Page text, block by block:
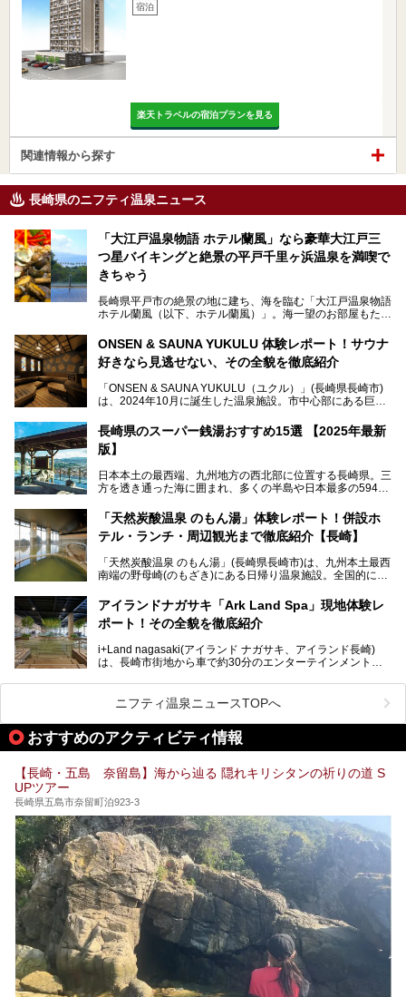
宿泊
楽天トラベルの宿泊プランを見る
関連情報から探す
長崎県のニフティ温泉ニュース
「大江戸温泉物語 ホテル蘭風」なら豪華大江戸三
つ星バイキングと絶景の平戸千里ヶ浜温泉を満喫で
きちゃう
長崎県平戸市の絶景の地に建ち、海を臨む「大江戸温泉物語
ホテル蘭風（以下、ホテル蘭風）」。海一望のお部屋もたく
三つ星バイキング」がスタート！早速現地で体験してきまし
た。
ークなどおススメのポイントがたっぷりです！周辺観光情報
も含めてご紹介します。
───
提供元：大江戸温泉物語ホテルズ＆リゾーツ株式会社【P
R】
ONSEN & SAUNA YUKULU 体験レポート！サウナ
好きなら見逃せない、その全貌を徹底紹介
「ONSEN & SAUNA YUKULU（ユクル）」(長崎県長崎市)
は、2024年10月に誕生した温泉施設。市中心部にある巨大
当初から多くのサウナ―やスパ好きに注目されています。
そこで今回は、ニフティ温泉ライターである筆者が現地体
験。天然温泉・サウナ・水風呂・別途有料のプレミアムサウ
介します！
長崎県のスーパー銭湯おすすめ15選 【2025年最新
版】
日本本土の最西端、九州地方の西北部に位置する長崎県。三
方を透き通った海に囲まれ、多くの半島や日本最多の594も
しい景観の宝庫です。
長崎県にあるスーパー銭湯にも、長崎ならではの景観を存分
に楽しめる施設がいくつも見られます。眺望自慢が多い長崎
ましょう。
「天然炭酸温泉 のもん湯」体験レポート！併設ホ
テル・ランチ・周辺観光まで徹底紹介【長崎】
「天然炭酸温泉 のもん湯」(長崎県長崎市)は、九州本土最西
南端の野母崎(のもざき)にある日帰り温泉施設。全国的にも
多くの温泉ファンに親しまれています。
今回は、地元九州在住のニフティ温泉ライターである筆者が
大浴場をはじめ、併設のホテル「Nomon長崎」・食事(ラン
チ)・おすすめの周辺観光まで、それらの全貌を徹底紹介し
───
この記事は天然炭酸温泉 のもん湯のPRレポート記事です。
アイランドナガサキ「Ark Land Spa」現地体験レ
ポート！その全貌を徹底紹介
i+Land nagasaki(アイランド ナガサキ、アイランド長崎)
は、長崎市街地から車で約30分のエンターテインメントリ
んのこと多彩なアクティビティが楽しめ、到底一日では遊び
尽くせない程！ 中でも注目すべきは、日帰り可能な3つのス
パ施設です。
験し、3つのスパ施設に焦点を当て、その全貌を徹底紹介。
「Ark Land Spa」をご紹介します。
ニフティ温泉ニュースTOPへ
おすすめのアクティビティ情報
【長崎・五島 奈留島】海から辿る 隠れキリシタンの祈りの道 S
UPツアー
長崎県五島市奈留町泊923-3